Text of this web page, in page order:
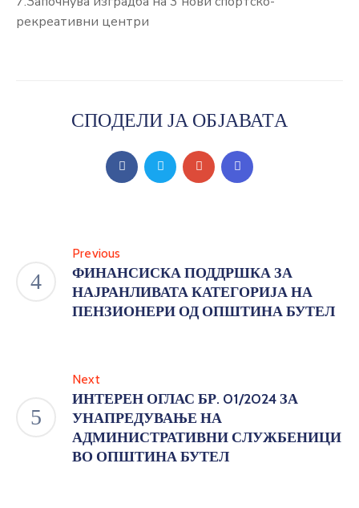
рекреативни центри
СПОДЕЛИ ЈА ОБЈАВАТА
Previous
ФИНАНСИСКА ПОДДРШКА ЗА
НАЈРАНЛИВАТА КАТЕГОРИЈА НА
ПЕНЗИОНЕРИ ОД ОПШТИНА БУТЕЛ
Next
ИНТЕРЕН ОГЛАС БР. 01/2024 ЗА
УНАПРЕДУВАЊЕ НА
АДМИНИСТРАТИВНИ СЛУЖБЕНИЦИ
ВО ОПШТИНА БУТЕЛ